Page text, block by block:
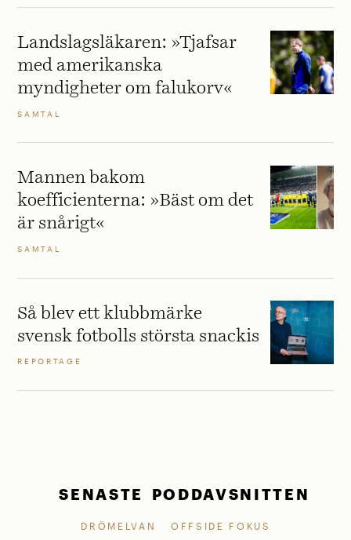
Landslagsläkaren: »Tjafsar
med amerikanska
myndigheter om falukorv«
SAMTAL
Mannen bakom
koefficienterna: »Bäst om det
är snårigt«
SAMTAL
Så blev ett klubbmärke
svensk fotbolls största snackis
REPORTAGE
SENASTE PODDAVSNITTEN
DRÖMELVAN
OFFSIDE FOKUS